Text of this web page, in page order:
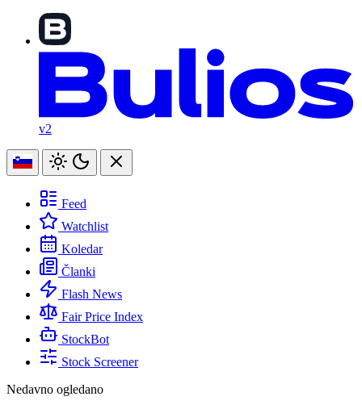
v2
Feed
Watchlist
Koledar
Članki
Flash News
Fair Price Index
StockBot
Stock Screener
Nedavno ogledano